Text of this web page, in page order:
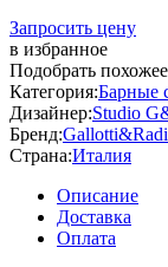
Запросить цену
в избранное
Подобрать похожее
Категория:Барные
Дизайнер:Studio
Бренд:
Страна:Италия
Описание
Доставка
Оплата